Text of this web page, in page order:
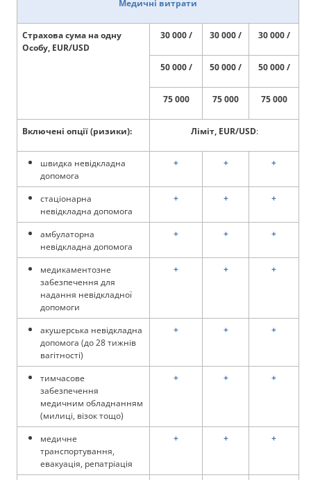
Медичні витрати
Страхова сума на одну
Особу, EUR/USD
30 000 / 30 000 / 30 000 /
50 000 / 50 000 / 50 000 /
75 000 75 000 75 000
Включені опції (ризики): Ліміт, EUR/USD:
швидка невідкладна
допомога
+ + +
стаціонарна
невідкладна допомога
+ + +
амбулаторна
невідкладна допомога
+ + +
медикаментозне
забезпечення для
надання невідкладної
допомоги
+ + +
акушерська невідкладна
допомога (до 28 тижнів
вагітності)
+ + +
тимчасове
забезпечення
медичним обладнанням
(милиці, візок тощо)
+ + +
медичне
транспортування,
евакуація, репатріація
+ + +